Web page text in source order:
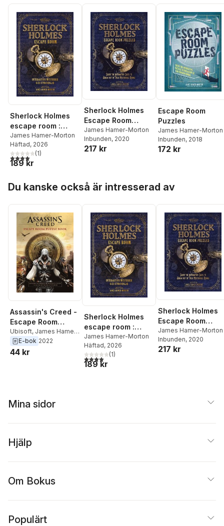
Sherlock Holmes
escape room :
interaktiva
mysterier och
utmaningar
James Hamer-Morton
Häftad, 2026
4,0utav 5 stjärnor. Totalt antal röster:
(1)
189 kr
Sherlock Holmes
Escape Room
Puzzles
James Hamer-Morton
Inbunden, 2020
217 kr
Escape Room
Puzzles
James Hamer-Morton
Inbunden, 2018
172 kr
Du kanske också är intresserad av
Assassin's Creed -
Escape Room
Puzzle Book
Ubisoft, James Hamer-
Morton
E-bok 2022
44 kr
Sherlock Holmes
escape room :
interaktiva
mysterier och
utmaningar
James Hamer-Morton
Häftad, 2026
4,0utav 5 stjärnor. Totalt antal röster:
(1)
189 kr
Sherlock Holmes
Escape Room
Puzzles
James Hamer-Morton
Inbunden, 2020
217 kr
Mina sidor
Hjälp
Om Bokus
Populärt